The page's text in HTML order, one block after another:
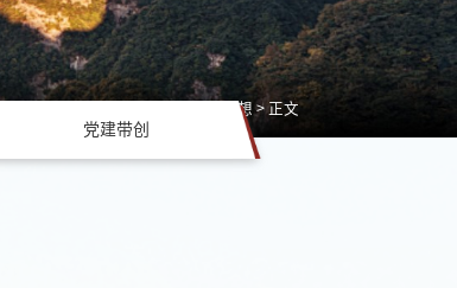
习近平新时代中国特色社会主义思想 > 正文
党建带创